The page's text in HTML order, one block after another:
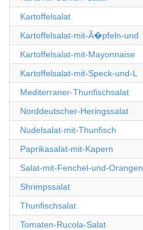
Kartoffelsalat
Kartoffelsalat-mit-Ã�pfeln-und
Kartoffelsalat-mit-Mayonnaise
Kartoffelsalat-mit-Speck-und-L
Mediterraner-Thunfischsalat
Norddeutscher-Heringssalat
Nudelsalat-mit-Thunfisch
Paprikasalat-mit-Kapern
Salat-mit-Fenchel-und-Orangen
Shrimpssalat
Thunfischsalat
Tomaten-Rucola-Salat